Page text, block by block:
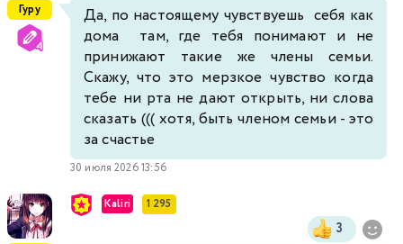
Гуру
Да, по настоящему чувствуешь себя как
дома там, где тебя понимают и не
принижают такие же члены семьи.
Скажу, что это мерзкое чувство когда
тебе ни рта не дают открыть, ни слова
сказать ((( хотя, быть членом семьи - это
за счастье
30 июля 2026 13:56
Kaliri 1 295
3